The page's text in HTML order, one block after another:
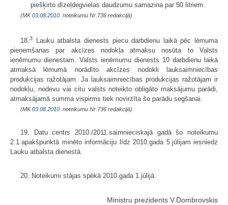
piešķirto dīzeļdegvielas daudzumu samazina par 50 litriem.
(MK03.08.2010. noteikumu Nr.736 redakcijā)
18.3
Lauku atbalsta dienests piecu darbdienu laikā pēc lēmuma
pieņemšanas par akcīzes nodokļa atmaksu nosūta to Valsts
ieņēmumu dienestam. Valsts ieņēmumu dienests 10 darbdienu laikā
atmaksā lēmumā norādīto akcīzes nodokli lauksaimniecības
produkcijas ražotājam. Ja lauksaimniecības produkcijas ražotājam ir
nodokļu, nodevu vai citu valsts noteikto obligāto maksājumu parādi,
atmaksājamā summa vispirms tiek novirzīta šo parādu segšanai.
(MK03.08.2010. noteikumu Nr.736 redakcijā)
19. Datu centrs 2010./2011.saimnieciskajā gadā šo noteikumu
2.1.apakšpunktā minēto informāciju līdz 2010.gada 5.jūlijam iesniedz
Lauku atbalsta dienestā.
20. Noteikumi stājas spēkā 2010.gada 1.jūlijā.
Ministru prezidents V.Dombrovskis